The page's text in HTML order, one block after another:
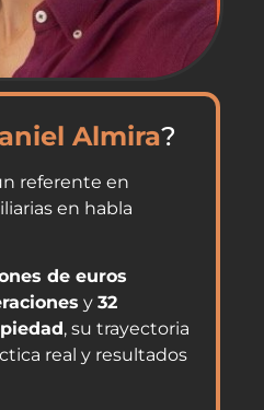
Almira?
referente en
en habla
de euros
y 32
, su trayectoria
real y resultados